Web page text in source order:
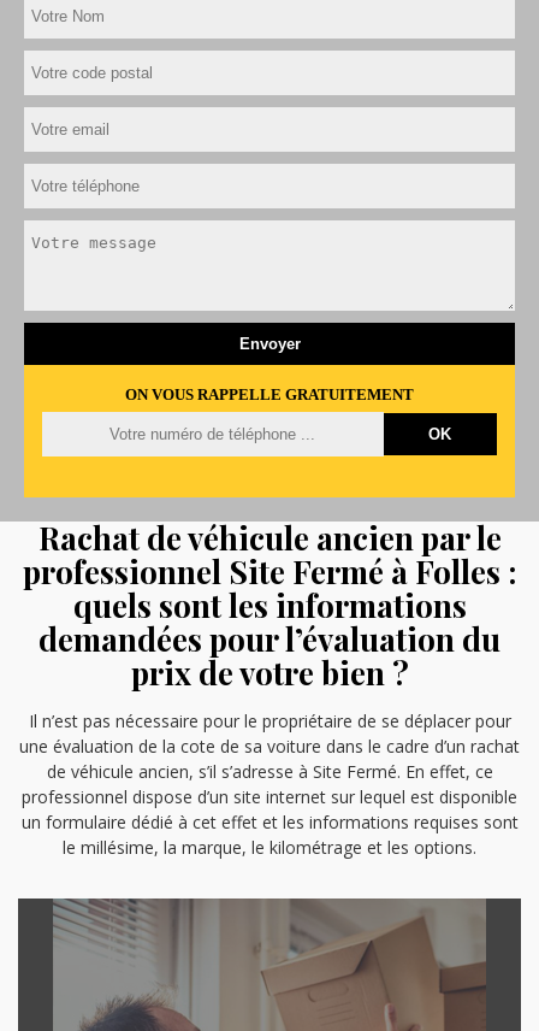
ON VOUS RAPPELLE GRATUITEMENT
Rachat de véhicule ancien par le
professionnel Site Fermé à Folles :
quels sont les informations
demandées pour l’évaluation du
prix de votre bien ?
Il n’est pas nécessaire pour le propriétaire de se déplacer pour
une évaluation de la cote de sa voiture dans le cadre d’un rachat
de véhicule ancien, s’il s’adresse à Site Fermé. En effet, ce
professionnel dispose d’un site internet sur lequel est disponible
un formulaire dédié à cet effet et les informations requises sont
le millésime, la marque, le kilométrage et les options.